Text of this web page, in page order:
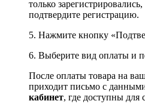
только
подтвердите регистрацию.
5. Нажмите кнопку
6. Выберите вид оплаты и
После оплаты товара на
приходит письмо с
кабинет, где доступны для